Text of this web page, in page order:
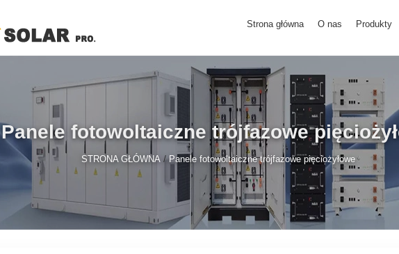
Strona główna O nas Produkty
Panele fotowoltaiczne trójfazowe
STRONA GŁÓWNA /Panele fotowoltaiczne trójfazowe pięciożyłowe